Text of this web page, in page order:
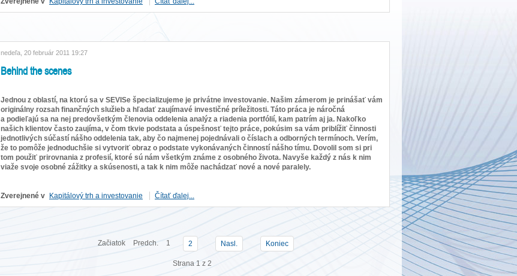
nedeľa, 20 február 2011 19:27
Behind the scenes
Jednou z oblastí, na ktorú sa v SEVISe špecializujeme je privátne investovanie. Našim zámerom je prinášať vám
originálny rozsah finančných služieb a hľadať zaujímavé investičné príležitosti. Táto práca je náročná
a podieľajú sa na nej predovšetkým členovia oddelenia analýz a riadenia portfólií, kam patrím aj ja. Nakoľko
našich klientov často zaujíma, v čom tkvie podstata a úspešnosť tejto práce, pokúsim sa vám priblížiť činnosti
jednotlivých súčastí nášho oddelenia tak, aby čo najmenej pojednávali o číslach a odborných termínoch. Verím,
že to pomôže jednoduchšie si vytvoriť obraz o podstate vykonávaných činností nášho tímu. Dovolil som si pri
tom použiť prirovnania z profesií, ktoré sú nám všetkým známe z osobného života. Navyše každý z nás k nim
viaže svoje osobné zážitky a skúsenosti, a tak k nim môže nachádzať nové a nové paralely.
Zverejnené v Kapitálový trh a investovanie Čítať ďalej...
Začiatok Predch. 1 2 Nasl. Koniec
Strana 1 z 2